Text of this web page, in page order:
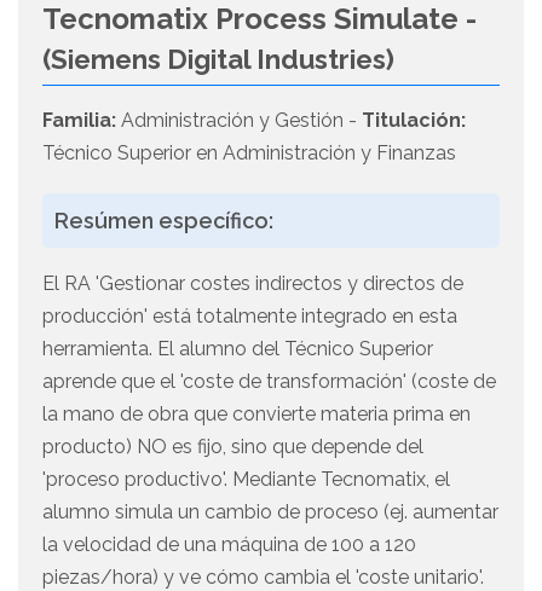
Tecnomatix Process Simulate -
(Siemens Digital Industries)
Familia: Administración y Gestión - Titulación:
Técnico Superior en Administración y Finanzas
Resúmen específico:
El RA 'Gestionar costes indirectos y directos de
producción' está totalmente integrado en esta
herramienta. El alumno del Técnico Superior
aprende que el 'coste de transformación' (coste de
la mano de obra que convierte materia prima en
producto) NO es fijo, sino que depende del
'proceso productivo'. Mediante Tecnomatix, el
alumno simula un cambio de proceso (ej. aumentar
la velocidad de una máquina de 100 a 120
piezas/hora) y ve cómo cambia el 'coste unitario'.